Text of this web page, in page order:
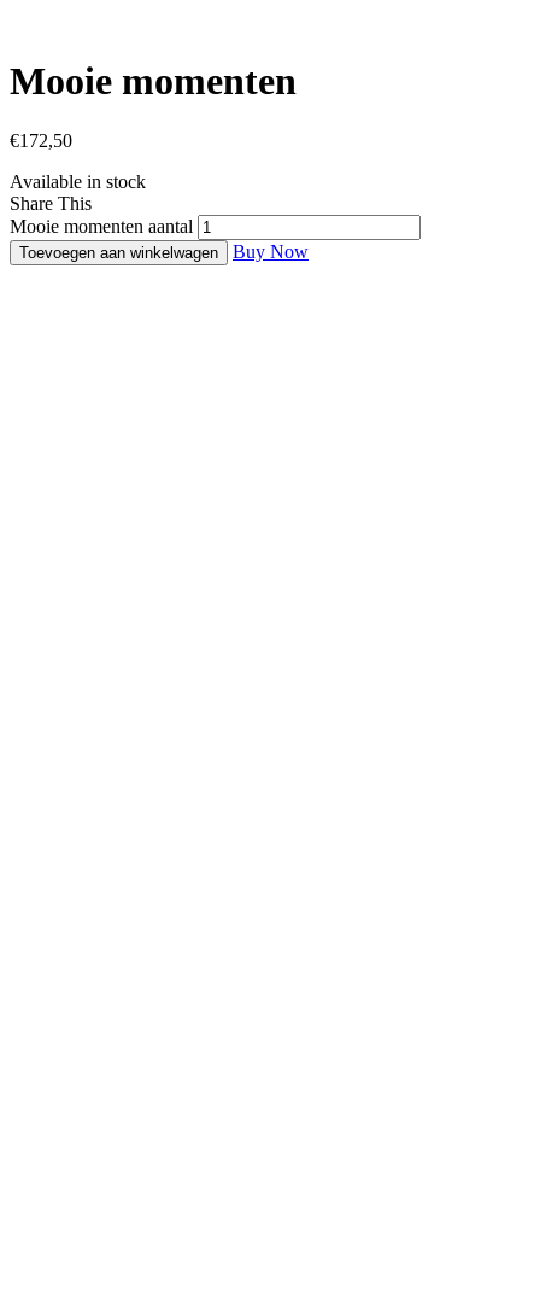
Mooie momenten
€172,50
Available in stock
Share This
Mooie momenten aantal
Toevoegen aan winkelwagen Buy Now